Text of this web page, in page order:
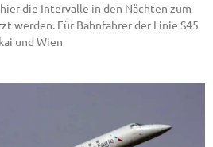
die Intervalle in den Nächten zum
werden. Für Bahnfahrer der Linie S45
und Wien